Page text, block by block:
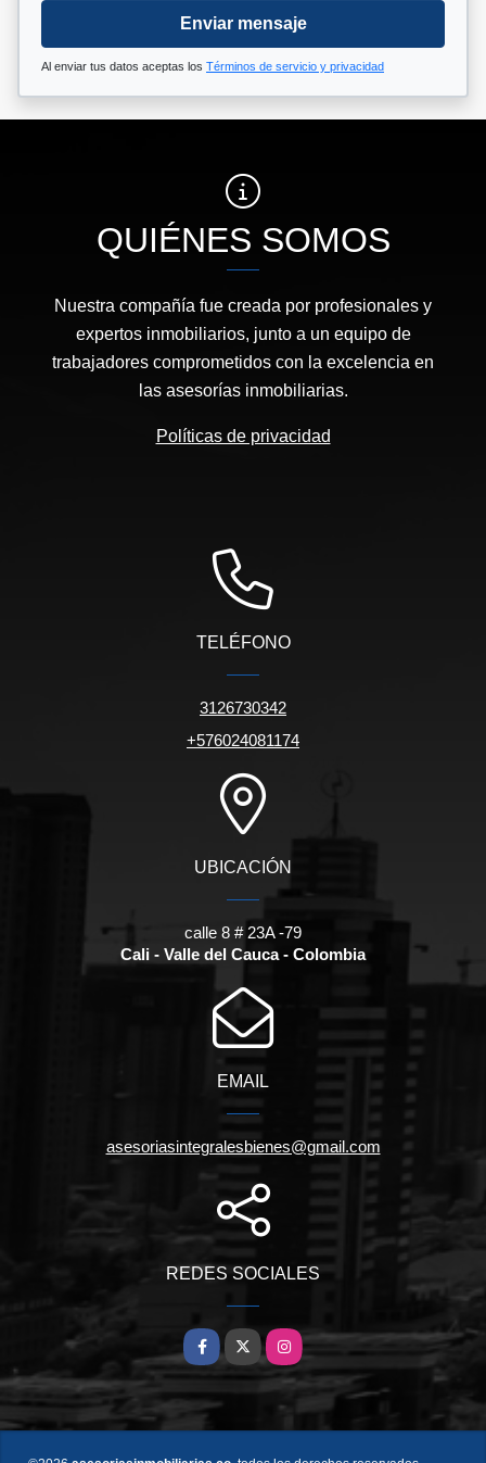
Enviar mensaje
Al enviar tus datos aceptas los Términos de servicio y privacidad
QUIÉNES SOMOS
Nuestra compañía fue creada por profesionales y
expertos inmobiliarios, junto a un equipo de
trabajadores comprometidos con la excelencia en
las asesorías inmobiliarias.
Políticas de privacidad
TELÉFONO
3126730342
+576024081174
UBICACIÓN
calle 8 # 23A -79
Cali - Valle del Cauca - Colombia
EMAIL
asesoriasintegralesbienes@gmail.com
REDES SOCIALES
Facebook
X Instagram